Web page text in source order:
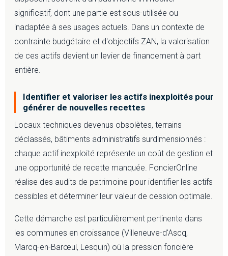
significatif, dont une partie est sous-utilisée ou
inadaptée à ses usages actuels. Dans un contexte de
contrainte budgétaire et d'objectifs ZAN, la valorisation
de ces actifs devient un levier de financement à part
entière.
Identifier et valoriser les actifs inexploités pour
générer de nouvelles recettes
Locaux techniques devenus obsolètes, terrains
déclassés, bâtiments administratifs surdimensionnés :
chaque actif inexploité représente un coût de gestion et
une opportunité de recette manquée. FoncierOnline
réalise des audits de patrimoine pour identifier les actifs
cessibles et déterminer leur valeur de cession optimale.
Cette démarche est particulièrement pertinente dans
les communes en croissance (Villeneuve-d'Ascq,
Marcq-en-Barœul, Lesquin) où la pression foncière